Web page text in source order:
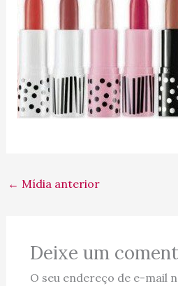
← Mídia anterior
Deixe um
O seu endereço de e-mail